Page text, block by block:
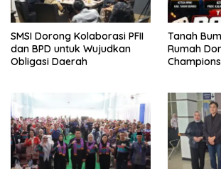
SMSI Dorong Kolaborasi PFII
dan BPD untuk Wujudkan
Obligasi Daerah
Tanah
Rumah